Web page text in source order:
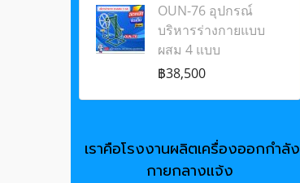
OUN-76 อุปกรณ์
บริหารร่างกายแบบ
ผสม 4 แบบ
฿38,500
เราคือโรงงานผลิตเครื่องออกกำลัง
กายกลางแจ้ง